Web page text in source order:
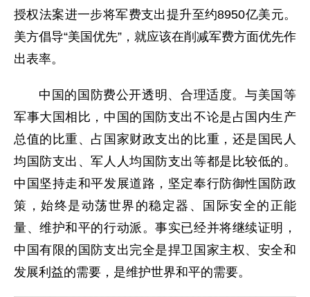
授权法案进一步将军费支出提升至约8950亿美元。
美方倡导“美国优先”，就应该在削减军费方面优先作
出表率。
中国的国防费公开透明、合理适度。与美国等
军事大国相比，中国的国防支出不论是占国内生产
总值的比重、占国家财政支出的比重，还是国民人
均国防支出、军人人均国防支出等都是比较低的。
中国坚持走和平发展道路，坚定奉行防御性国防政
策，始终是动荡世界的稳定器、国际安全的正能
量、维护和平的行动派。事实已经并将继续证明，
中国有限的国防支出完全是捍卫国家主权、安全和
发展利益的需要，是维护世界和平的需要。